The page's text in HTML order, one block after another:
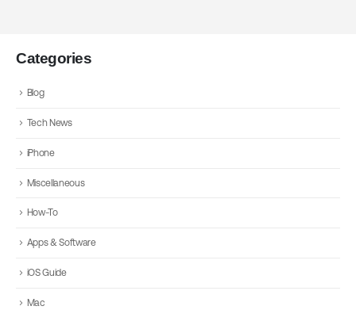
Categories
Blog
Tech News
iPhone
Miscellaneous
How-To
Apps & Software
iOS Guide
Mac